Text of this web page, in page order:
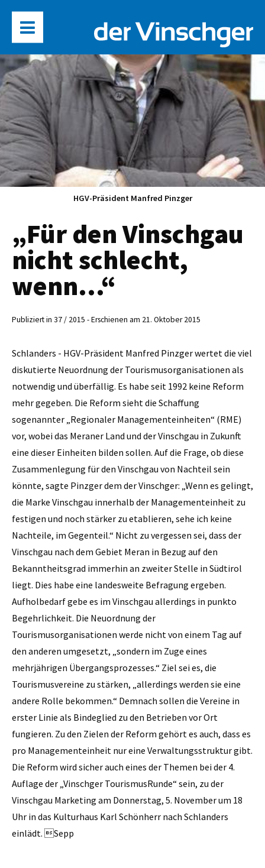
HGV-Präsident Manfred Pinzger
„Für den Vinschgau
nicht schlecht,
wenn...“
Publiziert in 37 / 2015 - Erschienen am 21. Oktober 2015
Schlanders - HGV-Präsident Manfred Pinzger wertet die viel
diskutierte Neuordnung der Tourismusorganisationen als
notwendig und überfällig. Es habe seit 1992 keine Reform
mehr gegeben. Die Reform sieht die Schaffung
sogenannter „Regionaler Managementeinheiten“ (RME)
vor, wobei das Meraner Land und der Vinschgau in Zukunft
eine dieser Einheiten bilden sollen. Auf die Frage, ob diese
Zusammenlegung für den Vinschgau von Nachteil sein
könnte, sagte Pinzger dem der Vinschger: „Wenn es gelingt,
die Marke Vinschgau innerhalb der Managementeinheit zu
festigen und noch stärker zu etablieren, sehe ich keine
Nachteile, im Gegenteil.“ Nicht zu vergessen sei, dass der
Vinschgau nach dem Gebiet Meran in Bezug auf den
Bekanntheitsgrad immerhin an zweiter Stelle in Südtirol
liegt. Dies habe eine landesweite Befragung ergeben.
Aufholbedarf gebe es im Vinschgau allerdings in punkto
Begehrlichkeit. Die Neuordnung der
Tourismusorganisationen werde nicht von einem Tag auf
den anderen umgesetzt, „sondern im Zuge eines
mehrjährigen Übergangsprozesses.“ Ziel sei es, die
Tourismusvereine zu stärken, „allerdings werden sie eine
andere Rolle bekommen.“ Demnach sollen die Vereine in
erster Linie als Bindeglied zu den Betrieben vor Ort
fungieren. Zu den Zielen der Reform gehört es auch, dass es
pro Managementeinheit nur eine Verwaltungsstruktur gibt.
Die Reform wird sicher auch eines der Themen bei der 4.
Auflage der „Vinschger TourismusRunde“ sein, zu der
Vinschgau Marketing am Donnerstag, 5. November um 18
Uhr in das Kulturhaus Karl Schönherr nach Schlanders
einlädt. Sepp